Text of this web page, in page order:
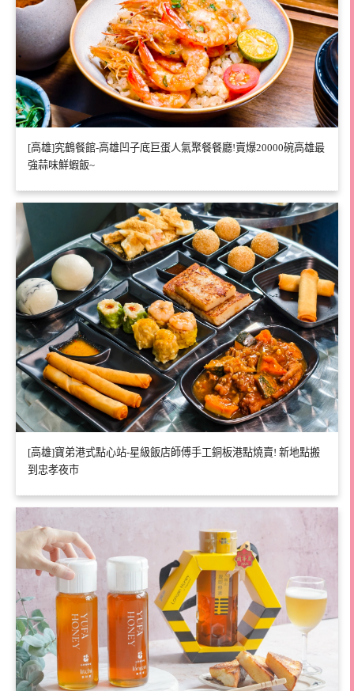
[高雄]究鶴餐館-高雄凹子底巨蛋人氣聚餐餐廳!賣爆20000碗高雄最
強蒜味鮮蝦飯~
[高雄]寶弟港式點心站-星級飯店師傅手工銅板港點燒賣! 新地點搬
到忠孝夜市